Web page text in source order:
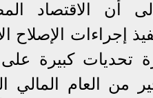
أن الاقتصاد
تحديات كبيرة
من العام المالي